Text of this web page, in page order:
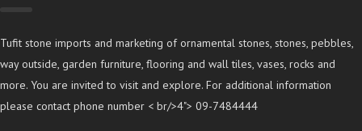
Tufit stone imports and marketing of ornamental stones, stones, pebbles,
way outside, garden furniture, flooring and wall tiles, vases, rocks and
more. You are invited to visit and explore. For additional information
please contact phone number < br/>4"> 09-7484444